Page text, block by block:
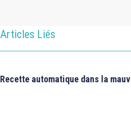
Articles Liés
Recette automatique dans la